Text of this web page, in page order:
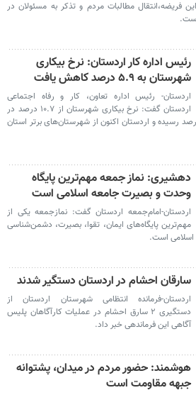
فریضه،انتقال مطالبات مردم و تذکر به مسئولان در
رئیس اداره کار اردستان: نرخ بیکاری
شهرستان به ۵.۹ درصد کاهش یافت
اردستان- رئیس اداره تعاون، کار و رفاه اجتماعی
اردستان گفت: نرخ بیکاری شهرستان از ۱۰.۷ درصد در
سال ۱۴۰۱ به ۵.۹ درصد رسیده و اردستان اکنون از شهرستان‌های برتر استان
دهشیری: نماز جمعه مهم‌ترین پایگاه
وحدت و بصیرت جامعه اسلامی است
اردستان-امام‌جمعه اردستان گفت: نمازجمعه یکی از
مهم‌ترین پایگاه‌های ایمان، تقوا، بصیرت، دشمن‌شناسی
اسلامی است.
سارقان احشام در اردستان دستگیر شدند
اردستان-فرمانده انتظامی شهرستان اردستان از
دستگیری ۲ سارق احشام در عملیات کارآگاهان پلیس
آگاهی این فرماندهی خبر داد.
هوشمند: حضور مردم در میدان، پشتوانه
جبهه مقاومت است